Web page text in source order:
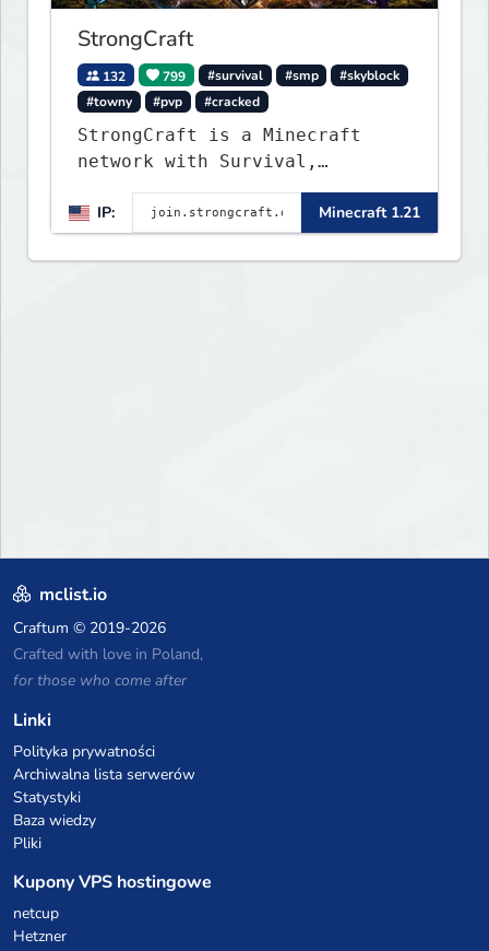
StrongCraft
132 799 #survival #smp
#skyblock
#towny
#pvp #cracked
StrongCraft is a Minecraft
network with Survival,
Creative, Skyblock, Prison,
Towny, PvP, LifeSteal, Events,
and more. Pick a server and
start playing.
IP: Minecraft 1.21
mclist.io
Craftum © 2019-2026
Crafted with love in Poland,
for those who come after
Linki
Polityka prywatności
Archiwalna lista serwerów
Statystyki
Baza wiedzy
Pliki
Kupony VPS hostingowe
netcup
Hetzner